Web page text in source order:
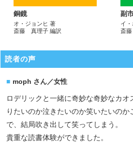
銅鏡
オ・ジョンヒ 著
斎藤 真理子 編訳
副
イ
斎
読者の声
moph さん／女性
ロデリックと一緒に奇妙な奇妙なカオ
りたいのか泣きたいのか笑いたいの
で、結局吹き出して笑ってしまう。
貴重な読書体験ができました。